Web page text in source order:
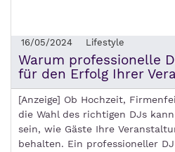
16/05/2024 Lifestyle
Warum professionelle
für den Erfolg Ihrer
[Anzeige] Ob Hochzeit,
die Wahl des richtigen DJs
sein, wie Gäste Ihre
behalten. Ein professioneller